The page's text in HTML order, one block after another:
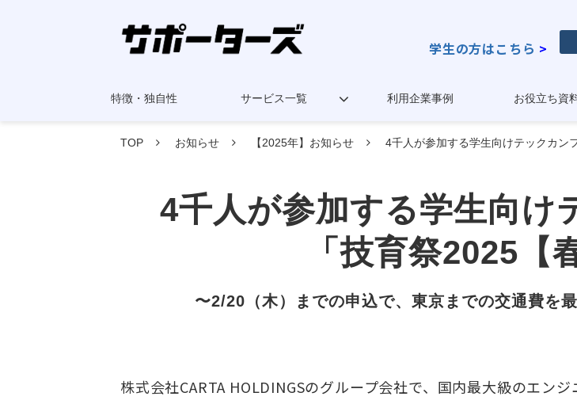
学生の方はこちら >
特徴・独自性 サービス一覧 利用企業事例 お役立ち資
TOP お知らせ 【2025年】お知らせ 4千人が参加する学生向けテックカン
4千人が参加する学生向け
「技育祭2025【
〜2/20（木）までの申込で、東京までの交通費を
株式会社CARTA HOLDINGSのグループ会社で、国内最大級のエン